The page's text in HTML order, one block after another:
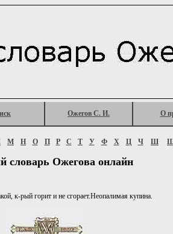
Ожегов С. И. О
М Н О П Р С Т У Ф Х Ц Ч Ш
словарь Ожегова онлайн
рый горит и не сгорает.Неопалимая купина.